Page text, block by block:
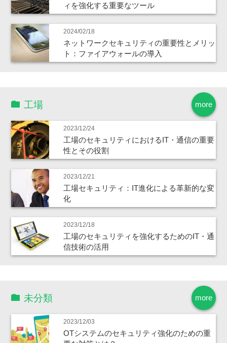
ィを強化する重要なツール
2024/02/18
ネットワークセキュリティの重要性とメリッ
ト：ファイアウォールの導入
more
工場
2023/12/24
工場のセキュリティにおけるIT・通信の重要
性とその役割
2023/12/21
工場セキュリティ：IT進化による革新的な変
化
2023/12/18
工場のセキュリティを強化するためのIT・通
信技術の活用
more
未分類
2023/12/03
OTシステムのセキュリティ強化のための重